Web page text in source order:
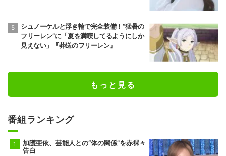
シュノーケルと浮き輪で完全装備！“猛暑の
フリーレン”に「夏を満喫してるようにしか
見えない」『葬送のフリーレン』
もっと見る
番組ランキング
加護亜依、芸能人との“体の関係”を赤裸々
告白